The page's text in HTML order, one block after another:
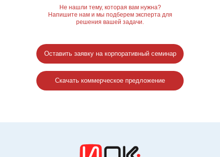
Оставить заявку на корпоративный семинар
Не нашли тему, которая вам нужна?
Напишите нам и мы подберем эксперта для
решения вашей задачи.
Скачать коммерческое предложение